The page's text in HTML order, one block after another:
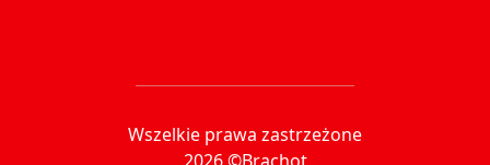
Wszelkie prawa zastrzeżone